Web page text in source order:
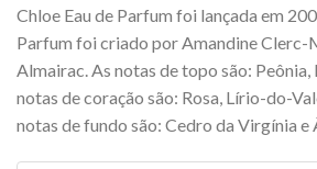
Chloe Eau de Parfum foi lançada em
Parfum foi criado por Amandine Clerc-
Almairac. As notas de topo são: Peônia,
notas de coração são: Rosa, Lírio-do-
notas de fundo são: Cedro da Virgínia e